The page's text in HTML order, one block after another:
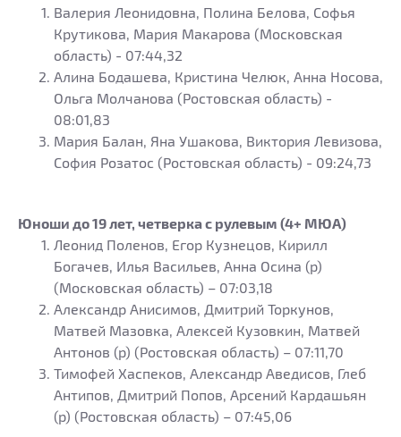
Валерия Леонидовна, Полина Белова, Софья
Крутикова, Мария Макарова (Московская
область) - 07:44,32
Алина Бодашева, Кристина Челюк, Анна Носова,
Ольга Молчанова (Ростовская область) -
08:01,83
Мария Балан, Яна Ушакова, Виктория Левизова,
София Розатос (Ростовская область) - 09:24,73
Юноши до 19 лет, четверка с рулевым (4+ МЮА)
Леонид Поленов, Егор Кузнецов, Кирилл
Богачев, Илья Васильев, Анна Осина (р)
(Московская область) – 07:03,18
Александр Анисимов, Дмитрий Торкунов,
Матвей Мазовка, Алексей Кузовкин, Матвей
Антонов (р) (Ростовская область) – 07:11,70
Тимофей Хаспеков, Александр Аведисов, Глеб
Антипов, Дмитрий Попов, Арсений Кардашьян
(р) (Ростовская область) – 07:45,06